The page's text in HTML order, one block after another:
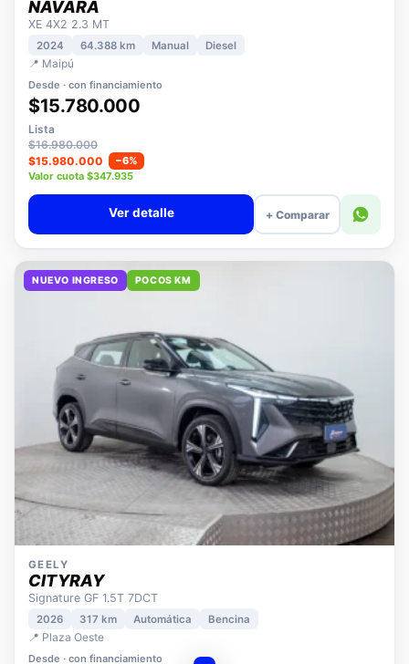
NISSAN
NAVARA
XE 4X2 2.3 MT
2024
📍 Maipú
Desde · con financiamiento
$15.780.000
Lista
$16.980.000
$15.980.000
−6%
Valor cuota $347.935
+ Comparar
GEELY
CITYRAY
Signature GF 1.5T 7DCT
2026 317 km
📍 Plaza Oeste